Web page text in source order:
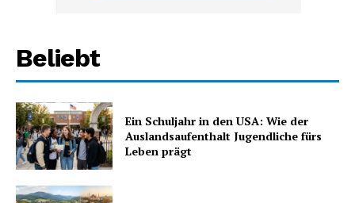
Beliebt
Ein Schuljahr in den USA: Wie der
Auslandsaufenthalt Jugendliche fürs
Leben prägt